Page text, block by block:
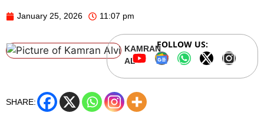
January 25, 2026 11:07 pm
KAMRAN
ALVI
FOLLOW US:
SHARE: